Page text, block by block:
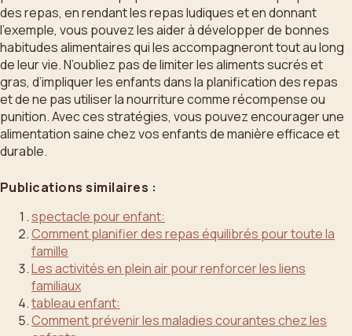
des repas, en rendant les repas ludiques et en donnant
l’exemple, vous pouvez les aider à développer de bonnes
habitudes alimentaires qui les accompagneront tout au long
de leur vie. N’oubliez pas de limiter les aliments sucrés et
gras, d’impliquer les enfants dans la planification des repas
et de ne pas utiliser la nourriture comme récompense ou
punition. Avec ces stratégies, vous pouvez encourager une
alimentation saine chez vos enfants de manière efficace et
durable.
Publications similaires :
spectacle pour enfant:
Comment planifier des repas équilibrés pour toute la
famille
Les activités en plein air pour renforcer les liens
familiaux
tableau enfant:
Comment prévenir les maladies courantes chez les